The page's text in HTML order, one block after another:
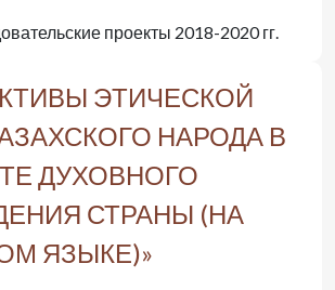
проекты 2018-2020 гг.
ЭТИЧЕСКОЙ
НАРОДА В
ДУХОВНОГО
СТРАНЫ (НА
ЯЗЫКЕ)»